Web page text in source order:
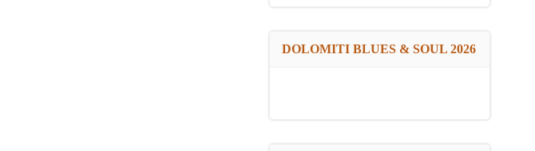
DOLOMITI BLUES & SOUL 2026